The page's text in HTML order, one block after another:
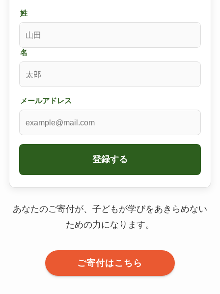
姓
名
メールアドレス
登録する
あなたのご寄付が、子どもが学びをあきらめない
ための力になります。
ご寄付はこちら